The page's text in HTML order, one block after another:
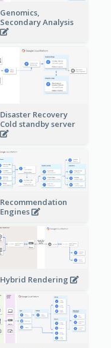
Genomics,
Secondary Analysis
Disaster Recovery
Cold standby server
Recommendation
Engines
Hybrid Rendering